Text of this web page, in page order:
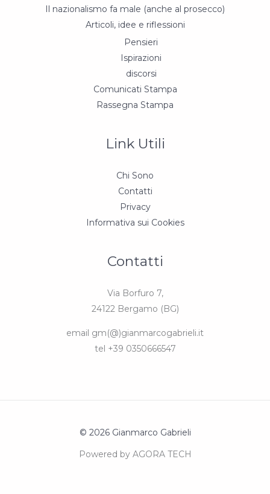
Il nazionalismo fa male (anche al prosecco)
Articoli, idee e riflessioni
Pensieri
Ispirazioni
discorsi
Comunicati Stampa
Rassegna Stampa
Link Utili
Chi Sono
Contatti
Privacy
Informativa sui Cookies
Contatti
Via Borfuro 7,
24122 Bergamo (BG)
email gm(@)gianmarcogabrieli.it
tel +39 0350666547
© 2026 Gianmarco Gabrieli
Powered by AGORA TECH